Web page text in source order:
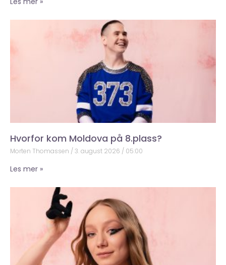
Hvorfor kom Moldova på 8.plass?
Morten Thomassen 3. august 2026 05:00
Les mer »